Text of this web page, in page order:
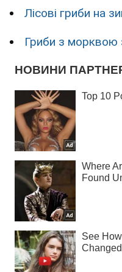
Лісові гриби на
Гриби з морквою